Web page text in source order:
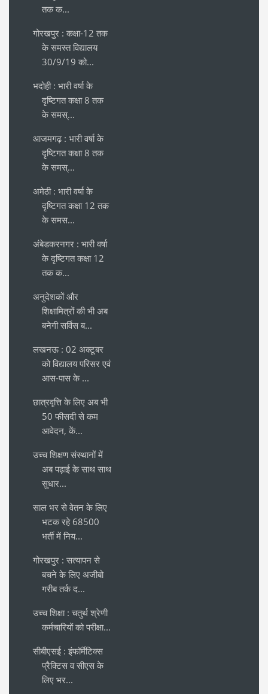
तक क...
गोरखपुर : कक्षा-12 तक
के समस्त विद्यालय
30/9/19 को...
भदोही : भारी वर्षा के
दृष्टिगत कक्षा 8 तक
के समस्...
आजमगढ़ : भारी वर्षा के
दृष्टिगत कक्षा 8 तक
के समस्...
अमेठी : भारी वर्षा के
दृष्टिगत कक्षा 12 तक
के समस...
अंबेडकरनगर : भारी वर्षा
के दृष्टिगत कक्षा 12
तक क...
अनुदेशकों और
शिक्षामित्रों की भी अब
बनेगी सर्विस ब...
लखनऊ : 02 अक्टूबर
को विद्यालय परिसर एवं
आस-पास के ...
छात्रवृत्ति के लिए अब भी
50 फीसदी से कम
आवेदन, कें...
उच्च शिक्षण संस्थानों में
अब पढ़ाई के साथ साथ
सुधार...
साल भर से वेतन के लिए
भटक रहे 68500
भर्ती में निय...
गोरखपुर : सत्यापन से
बचने के लिए अजीबो
गरीब तर्क द...
उच्च शिक्षा : चतुर्थ श्रेणी
कर्मचारियों को परीक्षा...
सीबीएसई : इंफॉर्मेटिक्स
प्रैक्टिस व सीएस के
लिए भर...